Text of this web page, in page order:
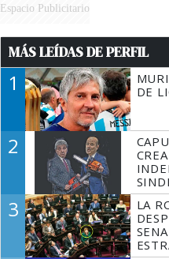
Espacio Publicitario
MÁS LEÍDAS DE PERFIL
1
DE
2
3
LA